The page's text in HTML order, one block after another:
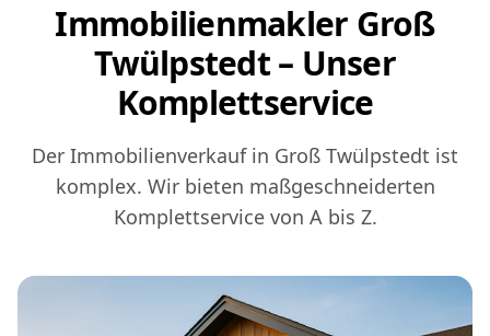
Immobilienmakler Groß
Twülpstedt – Unser
Komplettservice
Der Immobilienverkauf in Groß Twülpstedt ist
komplex. Wir bieten maßgeschneiderten
Komplettservice von A bis Z.